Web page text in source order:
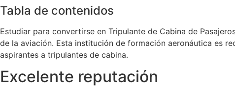
Tabla de contenidos
Estudiar para convertirse en Tripulante de Cabina de
de la aviación. Esta institución de formación aeronáutica es
aspirantes a tripulantes de cabina.
Excelente reputación